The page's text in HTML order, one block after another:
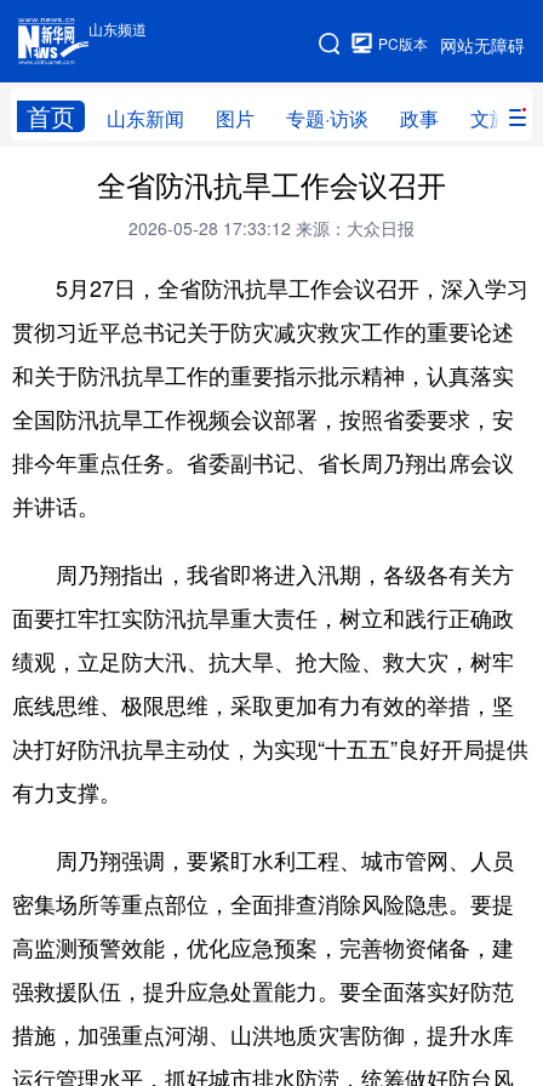
山东频道
网站无障碍
PC版本
首页 山东新闻 图片 专题·访谈 政事 文旅
手机版
网站地图
学习进行时 高层 时政
财经 网评
台湾 思客智库 全球连线 教育
科技 科普 体育 文化
健康 军事 访谈 视频
图片 中央文件 金融 汽车
会展 彩票 娱乐 时尚
亚太网 上市公司 投教基地
地方频道
政事 文旅 社会民生 山东产经
文娱 融媒秀 地市 科教
健康 微视齐鲁
全省防汛抗旱工作会议召开
2026-05-28 17:33:12 来源：大众日报
5月27日，全省防汛抗旱工作会议召开，深入学习
贯彻习近平总书记关于防灾减灾救灾工作的重要论述
和关于防汛抗旱工作的重要指示批示精神，认真落实
全国防汛抗旱工作视频会议部署，按照省委要求，安
排今年重点任务。省委副书记、省长周乃翔出席会议
并讲话。
周乃翔指出，我省即将进入汛期，各级各有关方
面要扛牢扛实防汛抗旱重大责任，树立和践行正确政
绩观，立足防大汛、抗大旱、抢大险、救大灾，树牢
底线思维、极限思维，采取更加有力有效的举措，坚
决打好防汛抗旱主动仗，为实现“十五五”良好开局提供
有力支撑。
周乃翔强调，要紧盯水利工程、城市管网、人员
密集场所等重点部位，全面排查消除风险隐患。要提
高监测预警效能，优化应急预案，完善物资储备，建
强救援队伍，提升应急处置能力。要全面落实好防范
措施，加强重点河湖、山洪地质灾害防御，提升水库
运行管理水平，抓好城市排水防涝，统筹做好防台风